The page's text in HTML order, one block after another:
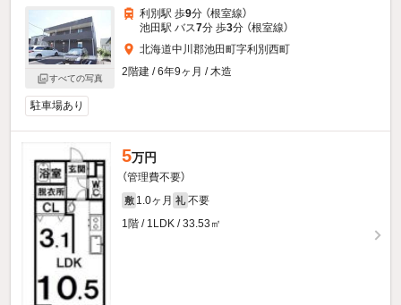
すべての写真
利別駅 歩9分 （根室線）
池田駅 バス7分 歩3分 （根室線）
北海道中川郡池田町字利別西町
2階建 / 6年9ヶ月 / 木造
駐車場あり
5万円
（管理費不要）
敷 1.0ヶ月 礼 不要
1階 / 1LDK / 33.53㎡